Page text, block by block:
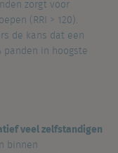
zorgt voor
(RRI > 120).
de kans dat een
in hoogste
veel zelfstandigen
binnen